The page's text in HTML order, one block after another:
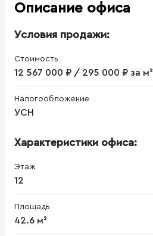
Описание офиса
Условия продажи:
Стоимость
12 567 000 ₽ / 295 000 ₽ за м²
Налогообложение
УСН
Характеристики офиса:
Этаж
12
Площадь
42.6 м²